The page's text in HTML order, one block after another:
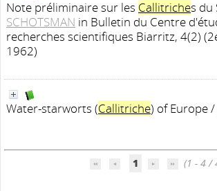
Note préliminaire sur les Callitriches du
SCHOTSMAN in Bulletin du Centre
recherches scientifiques Biarritz, 4(2)
1962)
Water-starworts (Callitriche) of Europe/
1 (1 - 4 /